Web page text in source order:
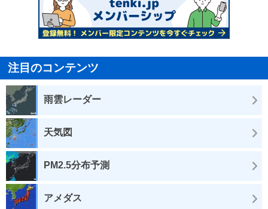
注目のコンテンツ
雨雲レーダー
天気図
PM2.5分布予測
アメダス